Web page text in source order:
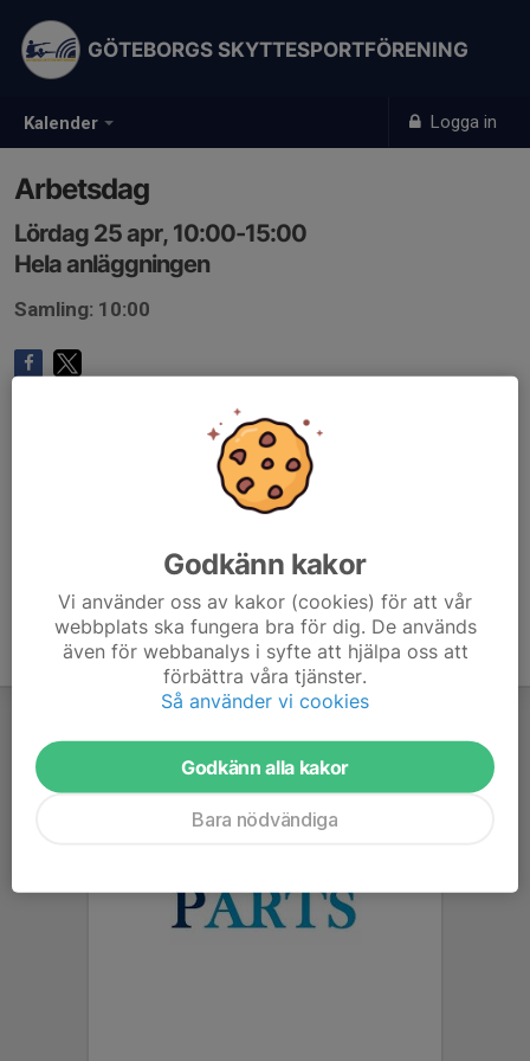
Kalender Logga in
GÖTEBORGS SKYTTESPORTFÖRENING
Arbetsdag
Lördag 25 apr, 10:00-15:00
Hela anläggningen
Samling: 10:00
Godkänn kakor
Vi använder oss av kakor (cookies) för att vår
webbplats ska fungera bra för dig. De används
även för webbanalys i syfte att hjälpa oss att
förbättra våra tjänster.
Så använder vi cookies
Godkänn alla kakor
Bara nödvändiga